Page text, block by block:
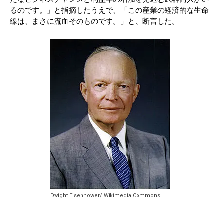
るのです。」と指摘したうえで、「この産業の経済的な生命
線は、まさに流血そのものです。」と、断言した。
Dwight Eisenhower/ Wikimedia Commons